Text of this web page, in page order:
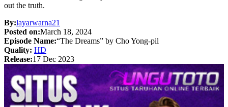
out the truth.
By:layarwarna21
Posted on:March 18, 2024
Episode Name:“The Dreams” by Cho Yong-pil
Quality: HD
Release:17 Dec 2023